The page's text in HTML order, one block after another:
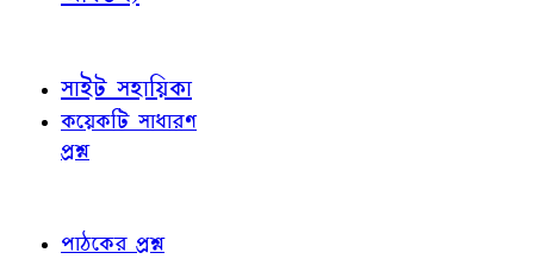
সাইট সহায়িকা
কয়েকটি সাধারণ
প্রশ্ন
পাঠকের প্রশ্ন